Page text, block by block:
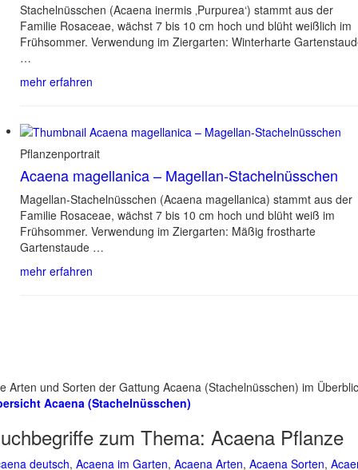
Stachelnüsschen (Acaena inermis ‚Purpurea‘) stammt aus der
Familie Rosaceae, wächst 7 bis 10 cm hoch und blüht weißlich im
Frühsommer. Verwendung im Ziergarten: Winterharte
…
mehr erfahren
Pflanzenportrait
Acaena magellanica – Magellan-Stachelnüsschen
Magellan-Stachelnüsschen (Acaena magellanica) stammt aus der
Familie Rosaceae, wächst 7 bis 10 cm hoch und blüht weiß im
Frühsommer. Verwendung im Ziergarten: Mäßig frostharte
Gartenstaude …
mehr erfahren
Arten und Sorten der Gattung Acaena (Stachelnüsschen) im
Acaena (Stachelnüsschen)
zum Thema: Acaena Pflanze
deutsch, Acaena im Garten, Acaena Arten, Acaena Sorten,